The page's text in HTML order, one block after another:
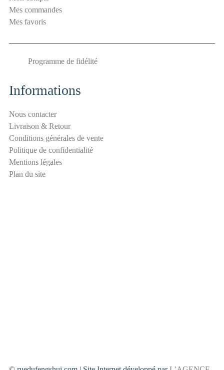
s
p
a
a
l
S
é
c
u
r
Mes commandes
Mes favoris
Programme de fidélité
Informations
Nous contacter
Livraison & Retour
Conditions générales de vente
Politique de confidentialité
Mentions légales
Plan du site